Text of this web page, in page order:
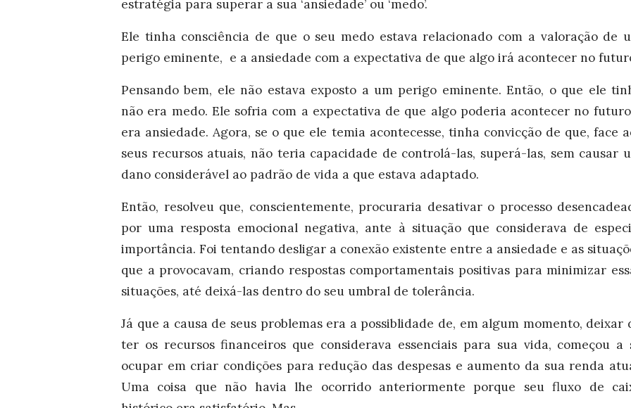
estratégia para superar a sua ‘ansiedade’ ou ‘medo’.
Ele tinha consciência de que o seu medo estava relacionado com a valoração de
perigo eminente, e a ansiedade com a expectativa de que algo irá acontecer no
Pensando bem, ele não estava exposto a um perigo eminente. Então, o que ele
não era medo. Ele sofria com a expectativa de que algo poderia acontecer no
era ansiedade. Agora, se o que ele temia acontecesse, tinha convicção de que, face
seus recursos atuais, não teria capacidade de controlá-las, superá-las, sem causar
dano considerável ao padrão de vida a que estava adaptado.
Então, resolveu que, conscientemente, procuraria desativar o processo
por uma resposta emocional negativa, ante à situação que considerava de
importância. Foi tentando desligar a conexão existente entre a ansiedade e as
que a provocavam, criando respostas comportamentais positivas para minimizar
situações, até deixá-las dentro do seu umbral de tolerância.
Já que a causa de seus problemas era a possiblidade de, em algum momento, deixar
ter os recursos financeiros que considerava essenciais para sua vida, começou a
ocupar em criar condições para redução das despesas e aumento da sua renda
Uma coisa que não havia lhe ocorrido anteriormente porque seu fluxo de